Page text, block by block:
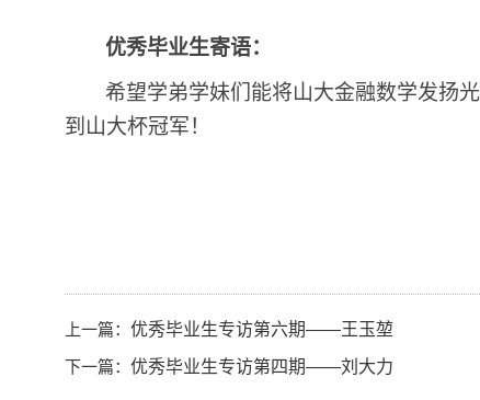
优秀毕业生寄语：
希望学弟学妹们能将山大金融数学发扬
到山大杯冠军！
上一篇： 优秀毕业生专访第六期——王玉堃
下一篇： 优秀毕业生专访第四期——刘大力